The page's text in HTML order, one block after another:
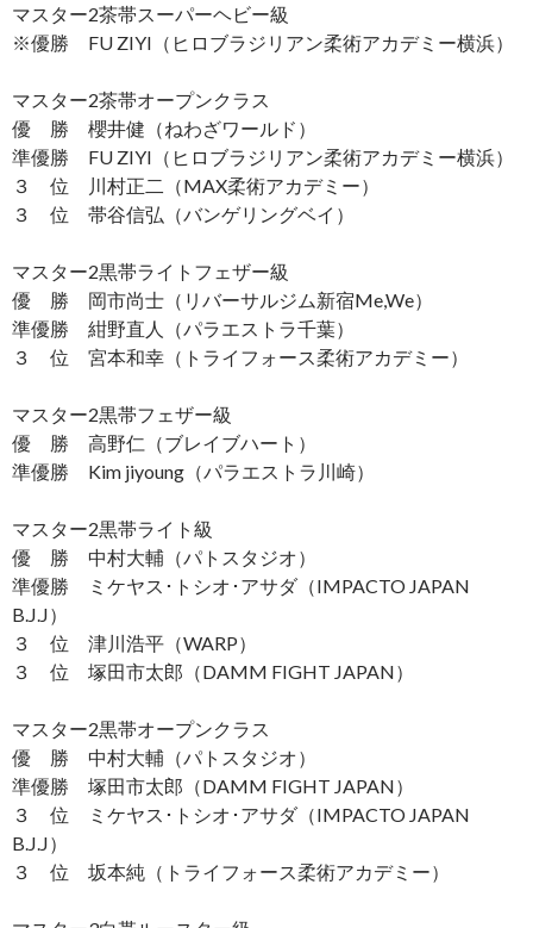
マスター2茶帯スーパーヘビー級
※優勝 FU ZIYI（ヒロブラジリアン柔術アカデミー横浜）
マスター2茶帯オープンクラス
優 勝 櫻井健（ねわざワールド）
準優勝 FU ZIYI（ヒロブラジリアン柔術アカデミー横浜）
３ 位 川村正二（MAX柔術アカデミー）
３ 位 帯谷信弘（バンゲリングベイ）
マスター2黒帯ライトフェザー級
優 勝 岡市尚士（リバーサルジム新宿Me,We）
準優勝 紺野直人（パラエストラ千葉）
３ 位 宮本和幸（トライフォース柔術アカデミー）
マスター2黒帯フェザー級
優 勝 高野仁（ブレイブハート）
準優勝 Kim jiyoung（パラエストラ川崎）
マスター2黒帯ライト級
優 勝 中村大輔（パトスタジオ）
準優勝 ミケヤス･トシオ･アサダ（IMPACTO JAPAN
B.J.J）
３ 位 津川浩平（WARP）
３ 位 塚田市太郎（DAMM FIGHT JAPAN）
マスター2黒帯オープンクラス
優 勝 中村大輔（パトスタジオ）
準優勝 塚田市太郎（DAMM FIGHT JAPAN）
３ 位 ミケヤス･トシオ･アサダ（IMPACTO JAPAN
B.J.J）
３ 位 坂本純（トライフォース柔術アカデミー）